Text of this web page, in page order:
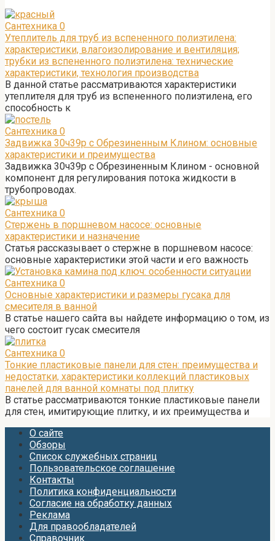
Сантехника 0
Утеплитель для труб из вспененного полиэтилена:
характеристики, влагоизолирование и вентиляция;
трубки из вспененного полиэтилена: технические
характеристики, технология производства
В данной статье рассматриваются характеристики
утеплителя для труб из вспененного полиэтилена, его
способность к
Сантехника 0
Задвижка 30ч39р с Обрезиненным Клином: основные
характеристики и преимущества
Задвижка 30ч39р с Обрезиненным Клином - основной
компонент для регулирования потока жидкости в
трубопроводах.
Сантехника 0
Стержень в поршневом насосе: основные
характеристики и назначение
Статья рассказывает о стержне в поршневом насосе:
основные характеристики этой части и его важность
Сантехника 0
Основные характеристики и размеры гусака для
смесителя в ванной
В статье нашего сайта вы найдете информацию о том, из
чего состоит гусак смесителя
Сантехника 0
Тонкие пластиковые панели для стен: преимущества и
недостатки, характеристики коллекций пластиковых
панелей для ванной комнаты под плитку
В статье рассматриваются тонкие пластиковые панели
для стен, имитирующие плитку, и их преимущества и
О сайте
Обзоры
Список служебных страниц
Пользовательское соглашение
Контакты
Политика конфиденциальности
Согласие на обработку данных
Реклама
Для правообладателей
Справочник